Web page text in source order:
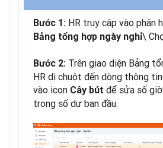
Bước 1: HR truy cập vào phân
Bảng tổng hợp ngày nghỉ\
Bước 2: Trên giao diện Bảng
HR di chuột đến dòng thông
vào icon Cây bút để sửa số
trong số dư ban đầu.